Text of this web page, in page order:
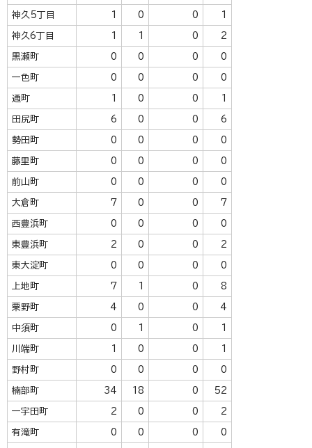
神久5丁目 0 0
神久6丁目 0 2
黒瀬町 0 0 0 0
一色町 0 0 0 0
通町 0 0
田尻町 6 0 0 6
勢田町 0 0 0 0
藤里町 0 0 0 0
前山町 0 0 0 0
大倉町 7 0 0 7
西豊浜町 0 0 0 0
東豊浜町 2 0 0 2
東大淀町 0 0 0 0
上地町 7 0 8
粟野町 4 0 0 4
中須町 0 0
川端町 0 0
野村町 0 0 0 0
楠部町 34 18 0 52
一宇田町 2 0 0 2
有滝町 0 0 0 0